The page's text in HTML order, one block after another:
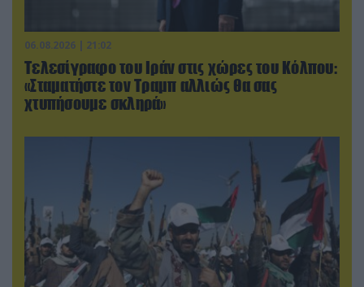
06.08.2026 | 21:02
Τελεσίγραφο του Ιράν στις χώρες του Κόλπου:
«Σταματήστε τον Τραμπ αλλιώς θα σας
χτυπήσουμε σκληρά»